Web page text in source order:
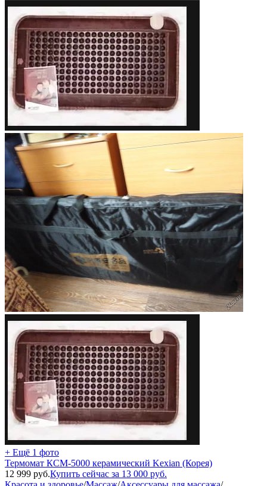
+ Ещё 1 фото
Термомат КСМ-5000 керамический Kexian (Корея)
12 999 руб.Купить сейчас за 13 000 руб.